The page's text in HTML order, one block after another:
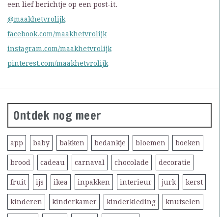
een lief berichtje op een post-it.
@maakhetvrolijk
facebook.com/maakhetvrolijk
instagram.com/maakhetvrolijk
pinterest.com/maakhetvrolijk
Ontdek nog meer
app baby bakken bedankje bloemen boeken
brood cadeau carnaval chocolade decoratie
fruit ijs ikea inpakken interieur jurk kerst
kinderen kinderkamer kinderkleding knutselen